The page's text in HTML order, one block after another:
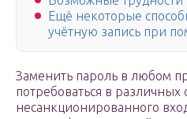
Ещё некоторые
учётную запись при
Заменить пароль в любом
потребоваться в различных
несанкционированного